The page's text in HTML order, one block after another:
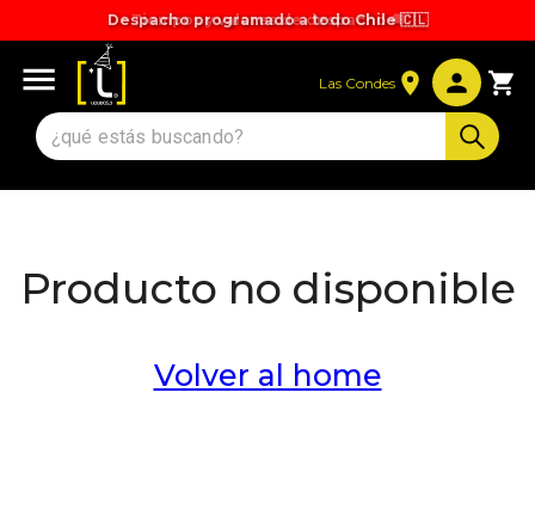
Despacho programado a todo Chile 🇨🇱
Tiempos y valores de despacho 🚚
Las Condes
Producto no disponible
Volver al home